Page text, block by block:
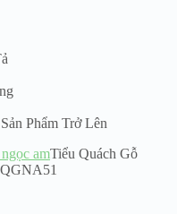
Phẩm Trở Lên
amTiểu Quách Gỗ